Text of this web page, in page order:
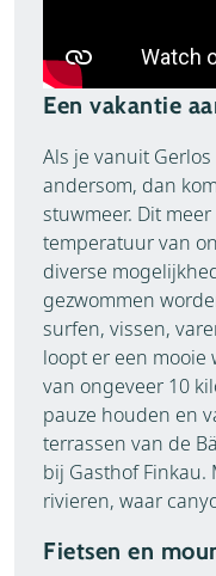
Een vakantie
Als je vanuit
andersom, dan
stuwmeer. Dit
temperatuur van
diverse
gezwommen
surfen, vissen,
loopt er een
van ongeveer 10
pauze houden en
terrassen van de
bij Gasthof Finkau.
rivieren, waar
Fietsen en